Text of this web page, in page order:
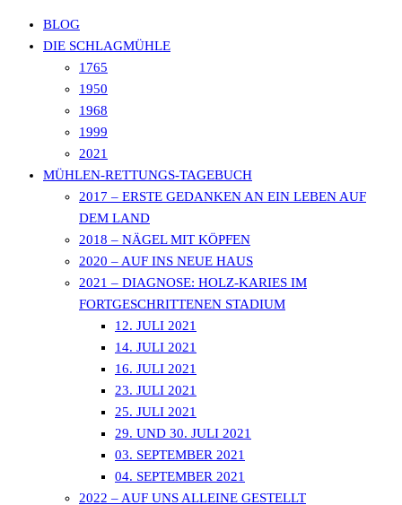
LAUTERBACH
BLOG
DIE SCHLAGMÜHLE
1765
1950
1968
1999
2021
MÜHLEN-RETTUNGS-TAGEBUCH
2017 – ERSTE GEDANKEN AN EIN LEBEN AUF
DEM LAND
2018 – NÄGEL MIT KÖPFEN
2020 – AUF INS NEUE HAUS
2021 – DIAGNOSE: HOLZ-KARIES IM
FORTGESCHRITTENEN STADIUM
12. JULI 2021
14. JULI 2021
16. JULI 2021
23. JULI 2021
25. JULI 2021
29. UND 30. JULI 2021
03. SEPTEMBER 2021
04. SEPTEMBER 2021
2022 – AUF UNS ALLEINE GESTELLT